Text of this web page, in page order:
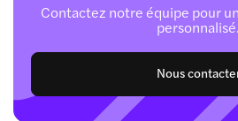
Contactez notre équipe pour
personnalisé.
Nous